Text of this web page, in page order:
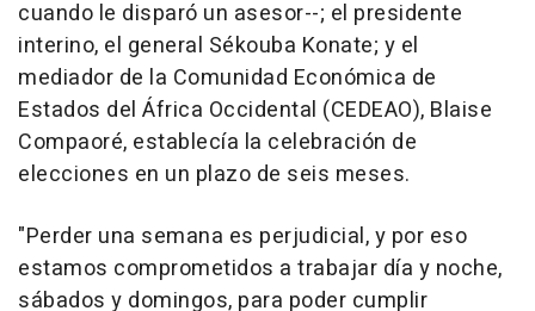
cuando le disparó un asesor--; el presidente
interino, el general Sékouba Konate; y el
mediador de la Comunidad Económica de
Estados del África Occidental (CEDEAO), Blaise
Compaoré, establecía la celebración de
elecciones en un plazo de seis meses.
"Perder una semana es perjudicial, y por eso
estamos comprometidos a trabajar día y noche,
sábados y domingos, para poder cumplir